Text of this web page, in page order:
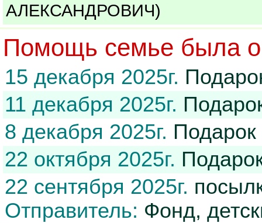
АЛЕКСАНДРОВИЧ)
Помощь семье была
15 декабря 2025г.
11 декабря 2025г.
8 декабря 2025г.
22 октября 2025г.
22 сентября 2025г.
Отправитель: Фонд,